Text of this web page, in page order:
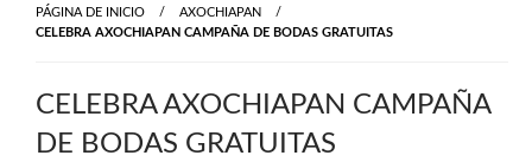
PÁGINA DE INICIO
AXOCHIAPAN
CELEBRA AXOCHIAPAN CAMPAÑA DE BODAS GRATUITAS
CELEBRA AXOCHIAPAN CAMPAÑA
DE BODAS GRATUITAS